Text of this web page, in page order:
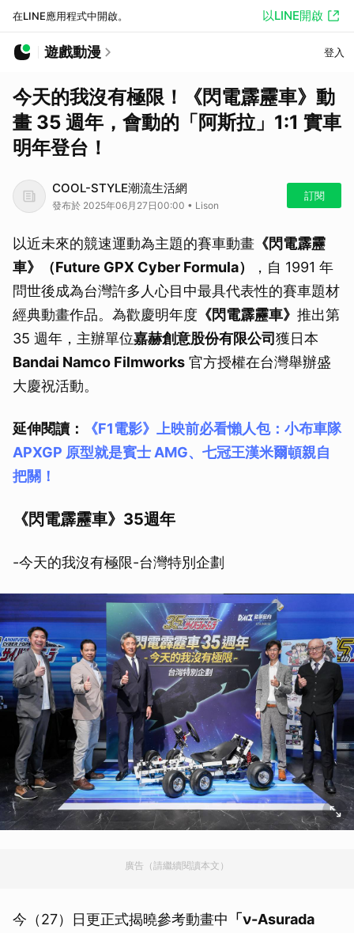
在LINE應用程式中開啟。 以LINE開啟
遊戲動漫 登入
今天的我沒有極限！《閃電霹靂車》動
畫 35 週年，會動的「阿斯拉」1:1 實車
明年登台！
COOL-STYLE潮流生活網
發布於 2025年06月27日00:00 • Lison
訂閱
以近未來的競速運動為主題的賽車動畫 《閃電霹靂
車》（Future GPX Cyber Formula）
，自 1991 年
問世後成為台灣許多人心目中最具代表性的賽車題材
經典動畫作品。為歡慶明年度 《閃電霹靂車》 推出第
35 週年，主辦單位嘉赫創意股份有限公司獲日本
Bandai Namco Filmworks 官方授權在台灣舉辦盛
大慶祝活動。
延伸閱讀：
《F1電影》上映前必看懶人包：小布車隊
APXGP 原型就是賓士 AMG、七冠王漢米爾頓親自
把關！
《閃電霹靂車》35週年
-今天的我沒有極限-台灣特別企劃
廣告（請繼續閱讀本文）
今（27）日更正式揭曉參考動畫中 「ν-Asurada